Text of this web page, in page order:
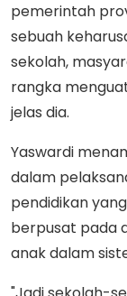
pemerintah
sebuah
sekolah,
rangka
jelas dia.
Yaswardi
dalam
pendidikan
berpusat pada
anak dalam